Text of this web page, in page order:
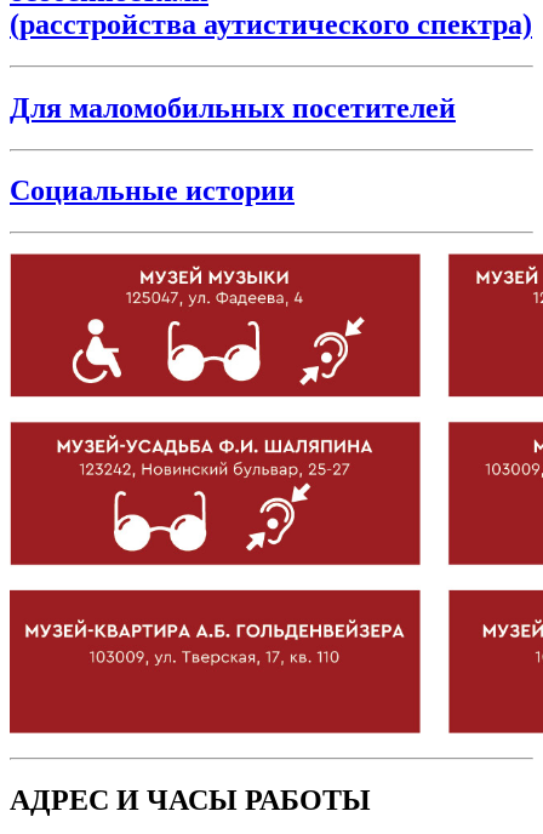
(расстройства аутистического спектра)
Для маломобильных посетителей
Социальные истории
АДРЕС И ЧАСЫ РАБОТЫ